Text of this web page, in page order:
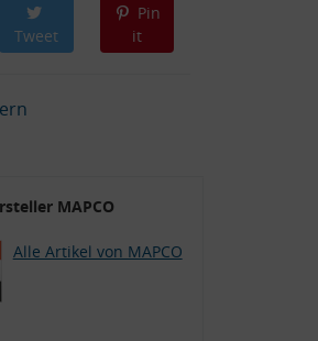
Tweet
Pin
it
MAPCO
Alle Artikel von MAPCO